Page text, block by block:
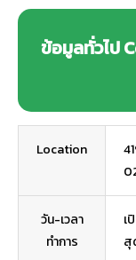
ข้อมูลทั่วไป
Location
วัน-เวลา
ทำการ
เ
สุ